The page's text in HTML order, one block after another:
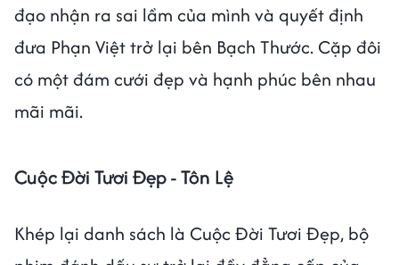
đạo nhận ra sai lầm của mình và quyết định
đưa Phạn Việt trở lại bên Bạch Thước. Cặp đôi
có một đám cưới đẹp và hạnh phúc bên nhau
mãi mãi.
Cuộc Đời Tươi Đẹp - Tôn Lệ
Khép lại danh sách là Cuộc Đời Tươi Đẹp, bộ